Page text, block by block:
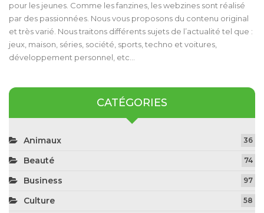
pour les jeunes. Comme les fanzines, les webzines sont réalisé
par des passionnées. Nous vous proposons du contenu original
et très varié. Nous traitons différents sujets de l’actualité tel que :
jeux, maison, séries, société, sports, techno et voitures,
développement personnel, etc…
CATÉGORIES
Animaux 36
Beauté 74
Business 97
Culture 58